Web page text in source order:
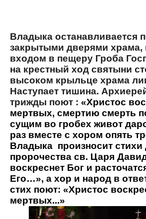
Владыка останавливается
закрытыми дверями храма,
входом в пещеру Гроба
на крестный ход святыни
высоком крыльце храма
Наступает тишина.
трижды поют : «Христос
мертвых, смертию смерть
сущим во гробех живот
раз вместе с хором опять
Владыка произносит стихи
пророчества св. Царя
воскреснет Бог и
Его…», а хор и народ в
стих поют: «Христос
мертвых...»